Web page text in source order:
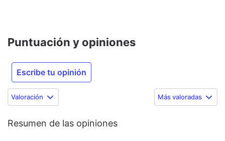
Puntuación y opiniones
Escribe tu opinión
Valoración Más valoradas
Resumen de las opiniones